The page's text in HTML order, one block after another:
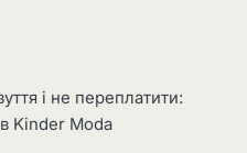
і не переплатити:
Kinder Moda